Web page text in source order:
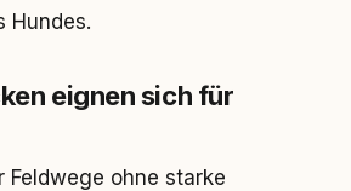
Hundes.
eignen sich für
Feldwege ohne starke